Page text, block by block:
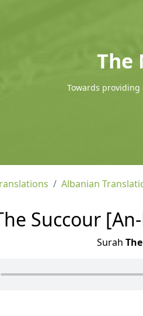
The
Towards
Albanian
Succour
Surah